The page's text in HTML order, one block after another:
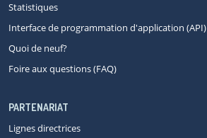
Statistiques
Interface de programmation d'application (API)
Quoi de neuf?
Foire aux questions (FAQ)
PARTENARIAT
Lignes directrices